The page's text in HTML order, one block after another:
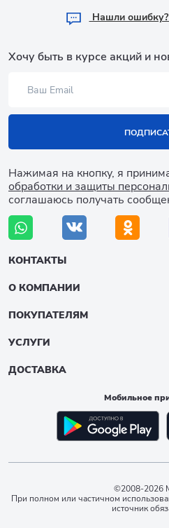
Hашли
Хочу быть в курсе акций и
Нажимая на кнопку, я
обработки и защиты
соглашаюсь получать
КОНТАКТЫ
О КОМПАНИИ
ПОКУПАТЕЛЯМ
УСЛУГИ
ДОСТАВКА
Мобильное
©2008-2026
При полном или частичном
источник